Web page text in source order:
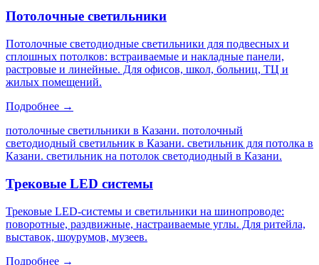
Потолочные светильники
Потолочные светодиодные светильники для подвесных и
сплошных потолков: встраиваемые и накладные панели,
растровые и линейные. Для офисов, школ, больниц, ТЦ и
жилых помещений.
Подробнее →
потолочные светильники в Казани. потолочный
светодиодный светильник в Казани. светильник для потолка в
Казани. светильник на потолок светодиодный в Казани.
Трековые LED системы
Трековые LED-системы и светильники на шинопроводе:
поворотные, раздвижные, настраиваемые углы. Для ритейла,
выставок, шоурумов, музеев.
Подробнее →